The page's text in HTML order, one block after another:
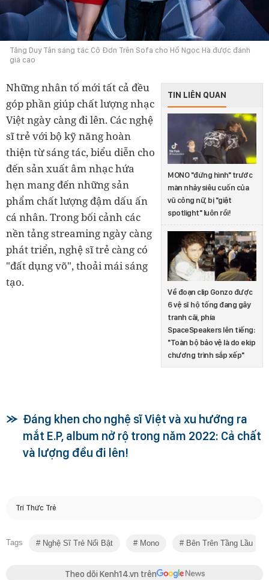
Tăng Duy Tân sáng tác Cô Đơn Trên Sofa cho Hồ Ngọc Hà được đánh
giá cao
TIN LIÊN QUAN
MONO "đứng hình" trước
màn nhảy siêu cuốn của
vũ công nữ, bị "giật
spotlight" luôn rồi!
Về đoạn clip Gonzo được
6 vệ sĩ hộ tống đang gây
tranh cãi, phía
SpaceSpeakers lên tiếng:
"Toàn bộ bảo vệ là do ekip
chương trình sắp xếp"
Những nhân tố mới tất cả đều
góp phần giúp chất lượng nhạc
Việt ngày càng đi lên. Các nghệ
sĩ trẻ với bộ kỹ năng hoàn
thiện từ sáng tác, biểu diễn cho
đến sản xuất âm nhạc hứa
hẹn mang đến những sản
phẩm chất lượng đậm dấu ấn
cá nhân. Trong bối cảnh các
nền tảng streaming ngày càng
phát triển, nghệ sĩ trẻ càng có
"đất dụng võ", thoải mái sáng
tạo.
Đáng khen cho nghệ sĩ Việt và xu hướng ra
mắt E.P, album nở rộ trong năm 2022: Cả chất
và lượng đều đi lên!
Trí Thức Trẻ
Tags Nghệ Sĩ Trẻ Nổi Bật Mono Bên Trên Tầng Lầu
Theo dõi Kenh14.vn trên